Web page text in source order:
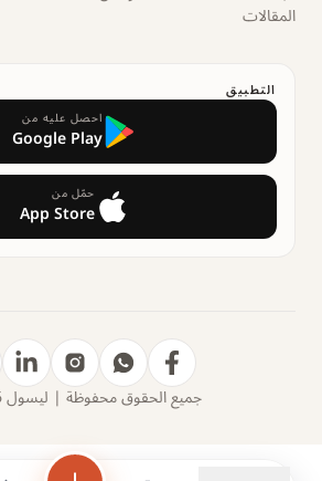
المقالات
التطبيق
احصل عليه من
Google Play
حمّل من
App Store
جميع الحقوق محفوظة | ليسول 2026 ©